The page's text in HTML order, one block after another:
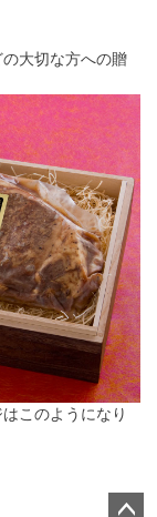
大切な方への贈
このようになり